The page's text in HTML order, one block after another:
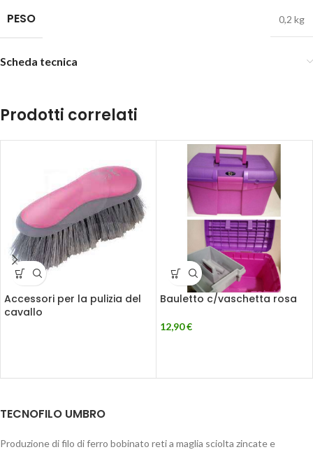
PESO 0,2 kg
Scheda tecnica
Prodotti correlati
Accessori per la pulizia del
cavallo
Bauletto c/vaschetta rosa
12,90€
TECNOFILO UMBRO
Produzione di filo di ferro bobinato reti a maglia sciolta zincate e